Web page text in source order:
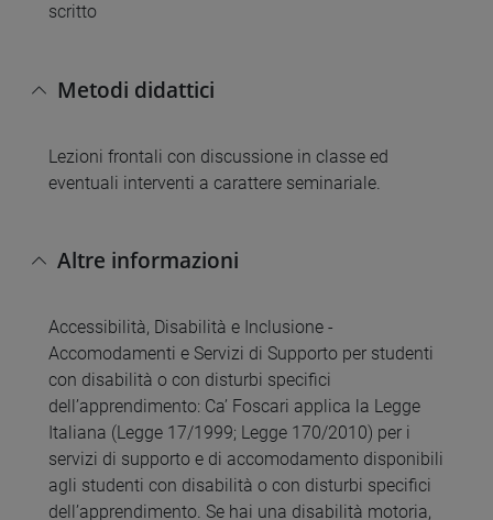
scritto
Metodi didattici
Lezioni frontali con discussione in classe ed
eventuali interventi a carattere seminariale.
Altre informazioni
Accessibilità, Disabilità e Inclusione -
Accomodamenti e Servizi di Supporto per studenti
con disabilità o con disturbi specifici
dell’apprendimento: Ca’ Foscari applica la Legge
Italiana (Legge 17/1999; Legge 170/2010) per i
servizi di supporto e di accomodamento disponibili
agli studenti con disabilità o con disturbi specifici
dell’apprendimento. Se hai una disabilità motoria,